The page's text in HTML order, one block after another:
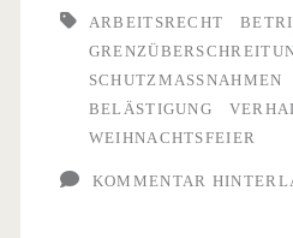
setzen
gegen
sexuelle
ARBEITSRECHT
SCHUTZMASSNAHMEN
BELÄSTIGUNG
WEIHNACHTSFEIER
KOMMENTAR